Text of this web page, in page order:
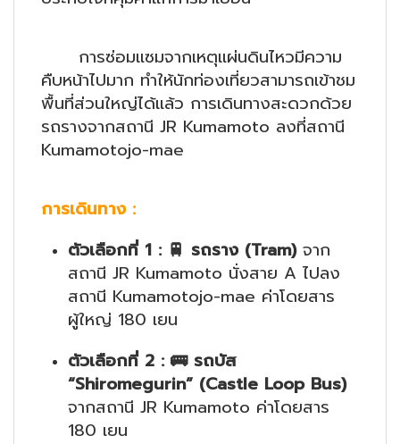
การซ่อมแซมจากเหตุแผ่นดินไหวมีความ
คืบหน้าไปมาก ทำให้นักท่องเที่ยวสามารถเข้าชม
พื้นที่ส่วนใหญ่ได้แล้ว การเดินทางสะดวกด้วย
รถรางจากสถานี JR Kumamoto ลงที่สถานี
Kumamotojo-mae
การเดินทาง :
ตัวเลือกที่ 1 : 🚆 รถราง (Tram) จาก
สถานี JR Kumamoto นั่งสาย A ไปลง
สถานี Kumamotojo-mae ค่าโดยสาร
ผู้ใหญ่ 180 เยน
ตัวเลือกที่ 2 : 🚌รถบัส
“Shiromegurin” (Castle Loop Bus)
จากสถานี JR Kumamoto ค่าโดยสาร
180 เยน